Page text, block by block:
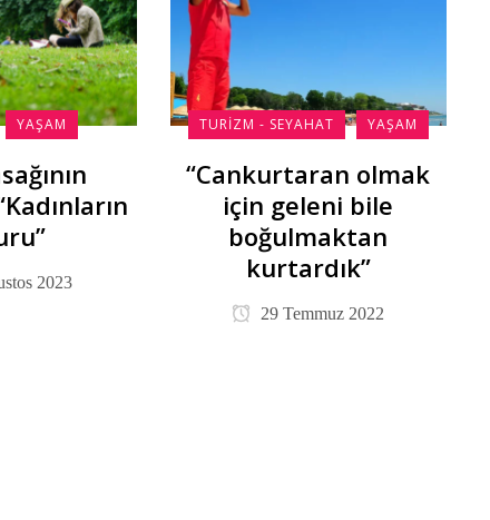
YAŞAM
2023
TURIZM - SEYAHAT YAŞAM
“Cankurtaran olmak
için geleni bile
boğulmaktan
kurtardık”
29 Temmuz 2022